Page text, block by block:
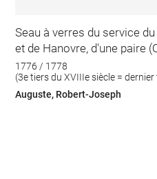
Seau à verres du service
1776 / 1778
(3e tiers du XVIIIe siècle =
Auguste, Robert-Joseph